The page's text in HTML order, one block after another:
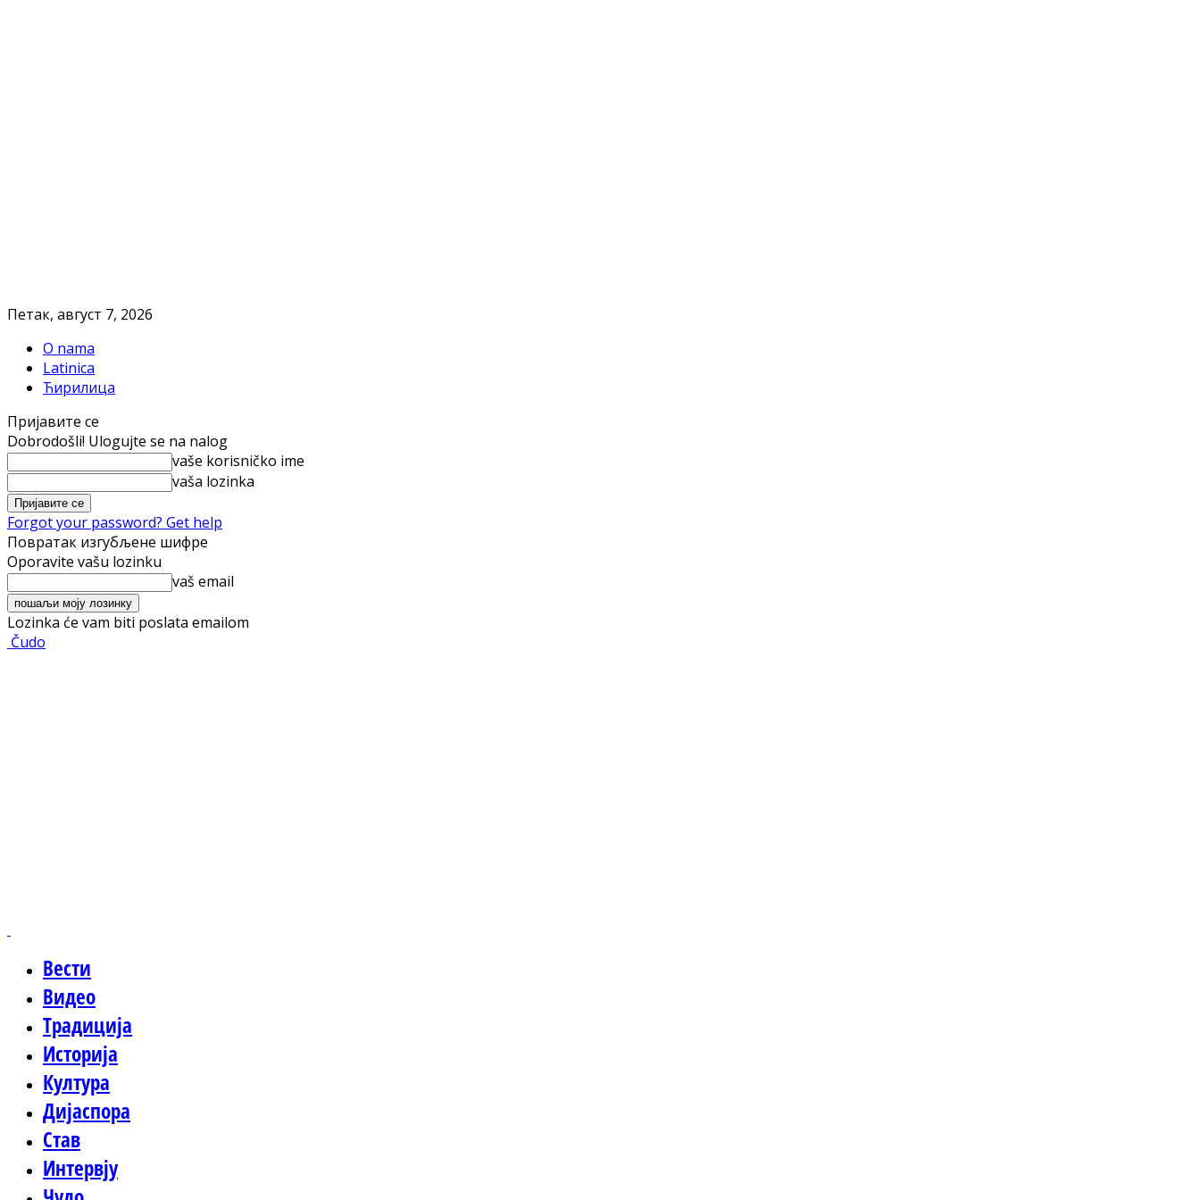
Петак, август 7, 2026
O nama
Latinica
Ћирилица
Пријавите се
Dobrodošli! Ulogujte se na nalog
vaše korisničko ime
vaša lozinka
Forgot your password? Get help
Повратак изгубљене шифре
Oporavite vašu lozinku
vaš email
Lozinka će vam biti poslata emailom
Čudo
Вести
Видео
Традиција
Историја
Култура
Дијаспора
Став
Интервју